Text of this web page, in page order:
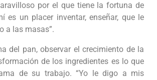
por el que tiene la fortuna de
es un placer inventar, enseñar, que le
a las masas”.
del pan, observar el crecimiento de la
de los ingredientes es lo que
de su trabajo. “Yo le digo a mis